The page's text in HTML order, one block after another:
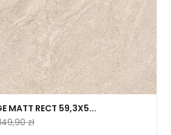
MATT RECT 59,3X5...
zł